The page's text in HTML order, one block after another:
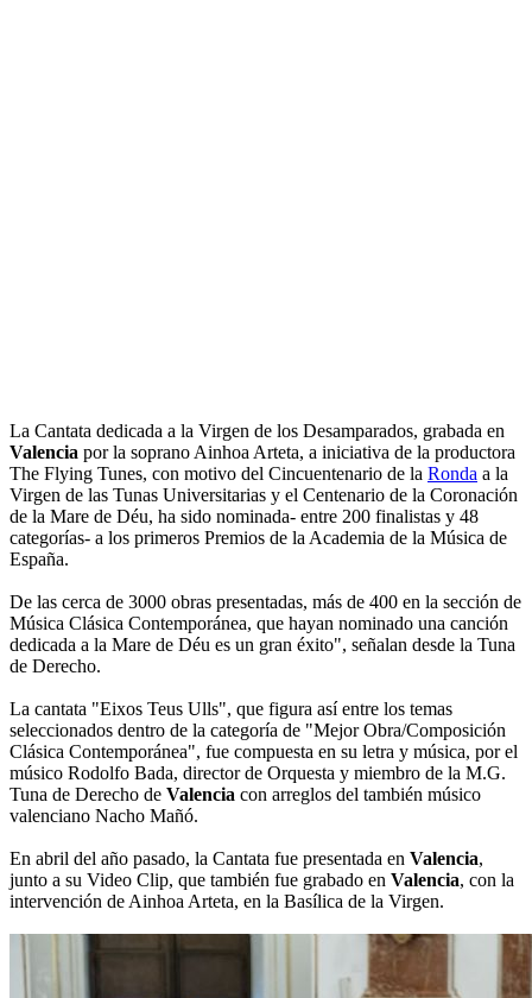
La Cantata dedicada a la Virgen de los Desamparados, grabada en
Valencia por la soprano Ainhoa Arteta, a iniciativa de la productora
The Flying Tunes, con motivo del Cincuentenario de la Ronda a la
Virgen de las Tunas Universitarias y el Centenario de la Coronación
de la Mare de Déu, ha sido nominada- entre 200 finalistas y 48
categorías- a los primeros Premios de la Academia de la Música de
España.
De las cerca de 3000 obras presentadas, más de 400 en la sección de
Música Clásica Contemporánea, que hayan nominado una canción
dedicada a la Mare de Déu es un gran éxito", señalan desde la Tuna
de Derecho.
La cantata "Eixos Teus Ulls", que figura así entre los temas
seleccionados dentro de la categoría de "Mejor Obra/Composición
Clásica Contemporánea", fue compuesta en su letra y música, por el
músico Rodolfo Bada, director de Orquesta y miembro de la M.G.
Tuna de Derecho de Valencia con arreglos del también músico
valenciano Nacho Mañó.
En abril del año pasado, la Cantata fue presentada en Valencia,
junto a su Video Clip, que también fue grabado en Valencia, con la
intervención de Ainhoa Arteta, en la Basílica de la Virgen.